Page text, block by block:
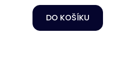
DO KOŠÍKU